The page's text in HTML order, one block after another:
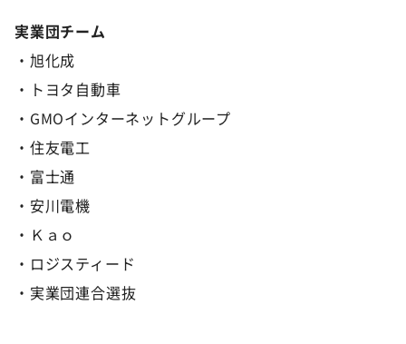
実業団チーム
・旭化成
・トヨタ自動車
・GMOインターネットグループ
・住友電工
・富士通
・安川電機
・Ｋａｏ
・ロジスティード
・実業団連合選抜